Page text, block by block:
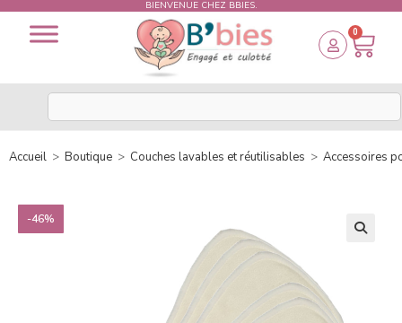
BIENVENUE CHEZ BBIES.
0
Accueil > Boutique > Couches lavables et réutilisables > Accessoires
-46%